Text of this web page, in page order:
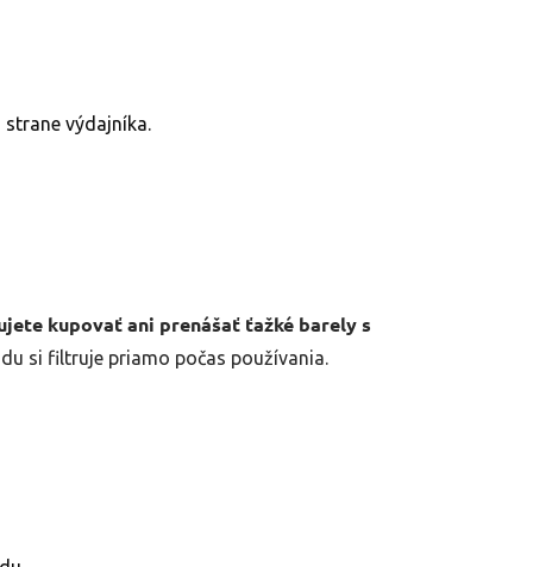
výdajníka.
kupovať ani prenášať ťažké barely s
si filtruje priamo počas používania.